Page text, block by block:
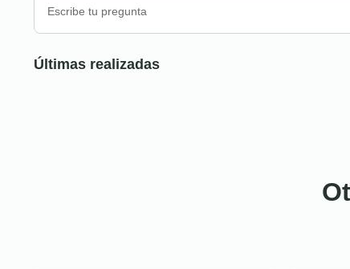
Últimas realizadas